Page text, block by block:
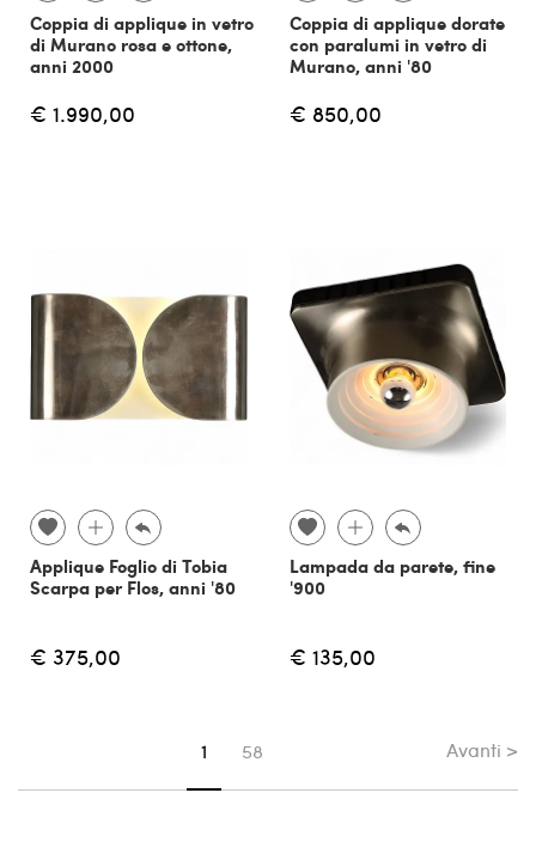
Coppia di applique in vetro
di Murano rosa e ottone,
anni 2000
€ 1.990,00
Coppia di applique dorate
con paralumi in vetro di
Murano, anni '80
€ 850,00
Applique Foglio di Tobia
Scarpa per Flos, anni '80
€ 375,00
Lampada da parete, fine
'900
€ 135,00
Sei su pagina
1 58 Avanti >